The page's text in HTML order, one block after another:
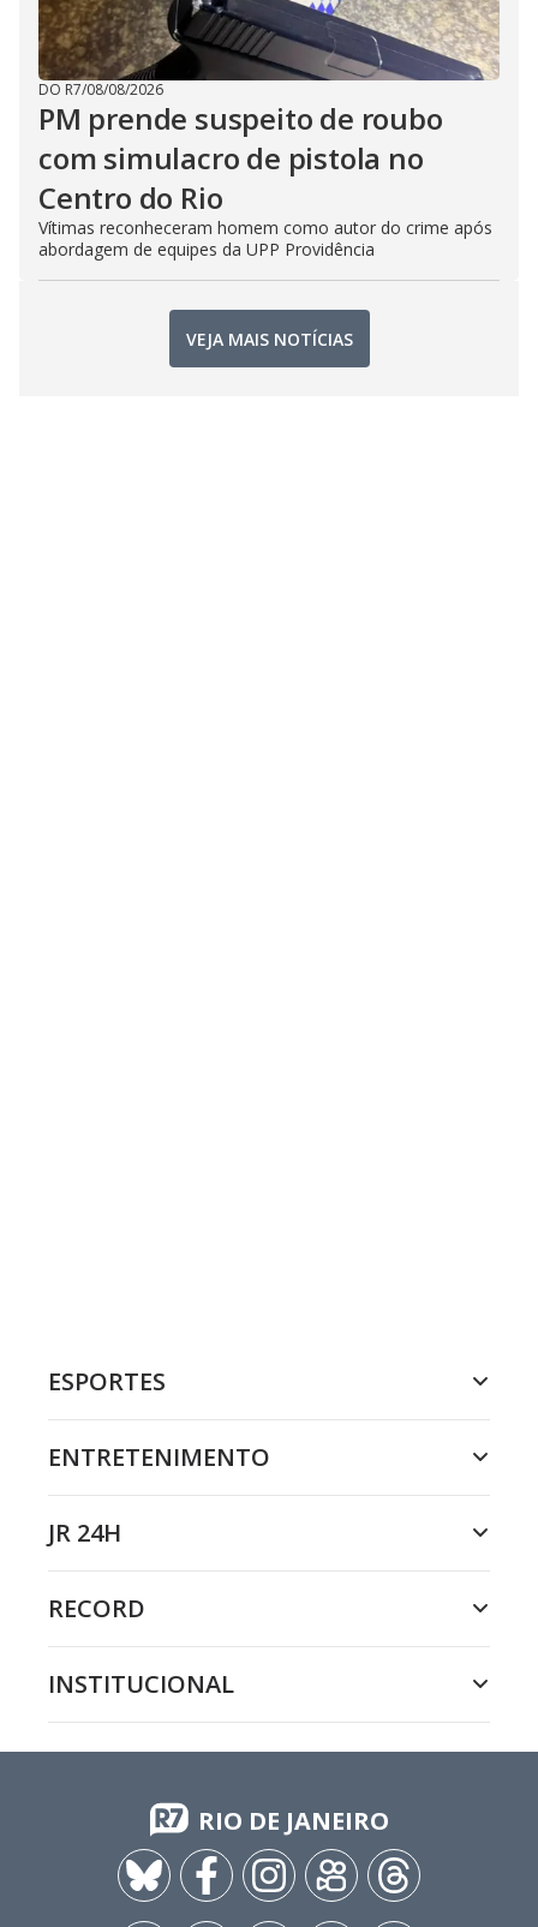
DO R7/08/08/2026
PM prende suspeito de roubo
com simulacro de pistola no
Centro do Rio
Vítimas reconheceram homem como autor do crime após
abordagem de equipes da UPP Providência
VEJA MAIS NOTÍCIAS
ESPORTES
ENTRETENIMENTO
JR 24H
RECORD
INSTITUCIONAL
RIO DE JANEIRO